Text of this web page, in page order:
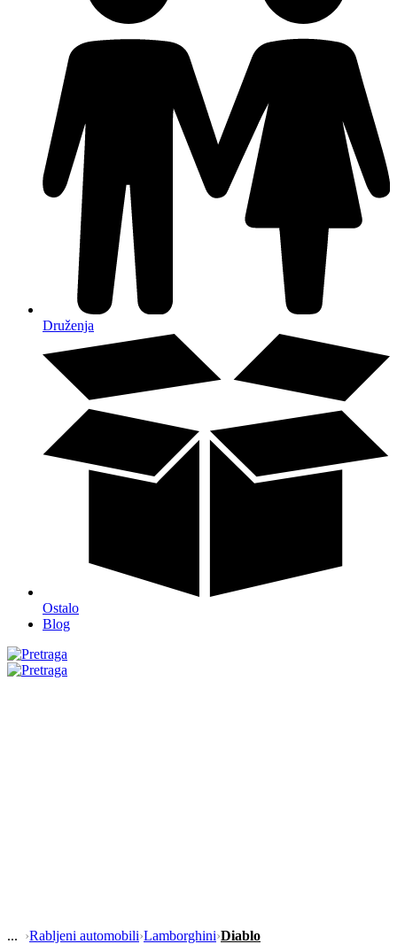
Druženja
Ostalo
Blog
›Rabljeni automobili›Lamborghini›Diablo